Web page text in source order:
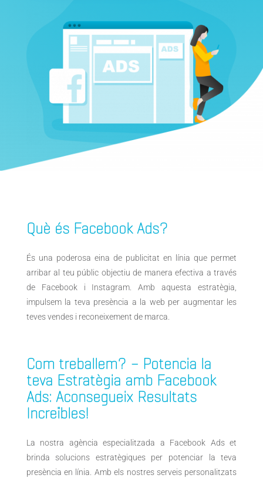
Què és Facebook Ads?
Ésuna poderosa eina de publicitat en línia que permet
arribar al teu públic objectiu de manera efectiva a través
de Facebook i Instagram. Amb aquesta estratègia,
impulsem la teva presència a la web per augmentar les
teves vendes i reconeixement de marca.
Com treballem? – Potencia la
teva Estratègia amb Facebook
Ads: Aconsegueix Resultats
Increïbles!
La nostra agència especialitzada a Facebook Ads et
brinda solucions estratègiques per potenciar la teva
presència en línia. Amb els nostres serveis personalitzats